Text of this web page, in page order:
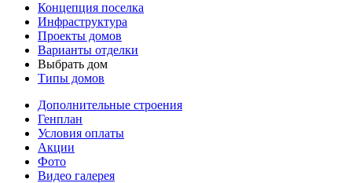
Концепция поселка
Инфраструктура
Проекты домов
Варианты отделки
Выбрать дом
Типы домов
Дополнительные строения
Генплан
Условия оплаты
Акции
Фото
Видео галерея